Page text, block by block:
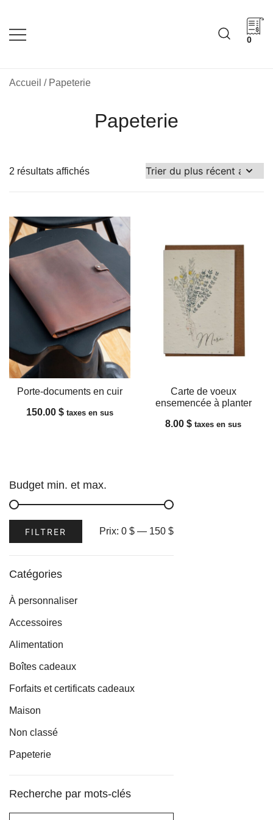
content
0
Accueil / Papeterie
Papeterie
2 résultats affichésTrié
récent
au
plus
ancien
Porte-documents en cuir
150.00 $ taxes en sus
Carte de voeux
ensemencée à planter
8.00 $ taxes en sus
Budget min. et max.
FILTRER Prix: 0 $ — 150 $
Catégories
À personnaliser
Accessoires
Alimentation
Boîtes cadeaux
Forfaits et certificats cadeaux
Maison
Non classé
Papeterie
Recherche par mots-clés